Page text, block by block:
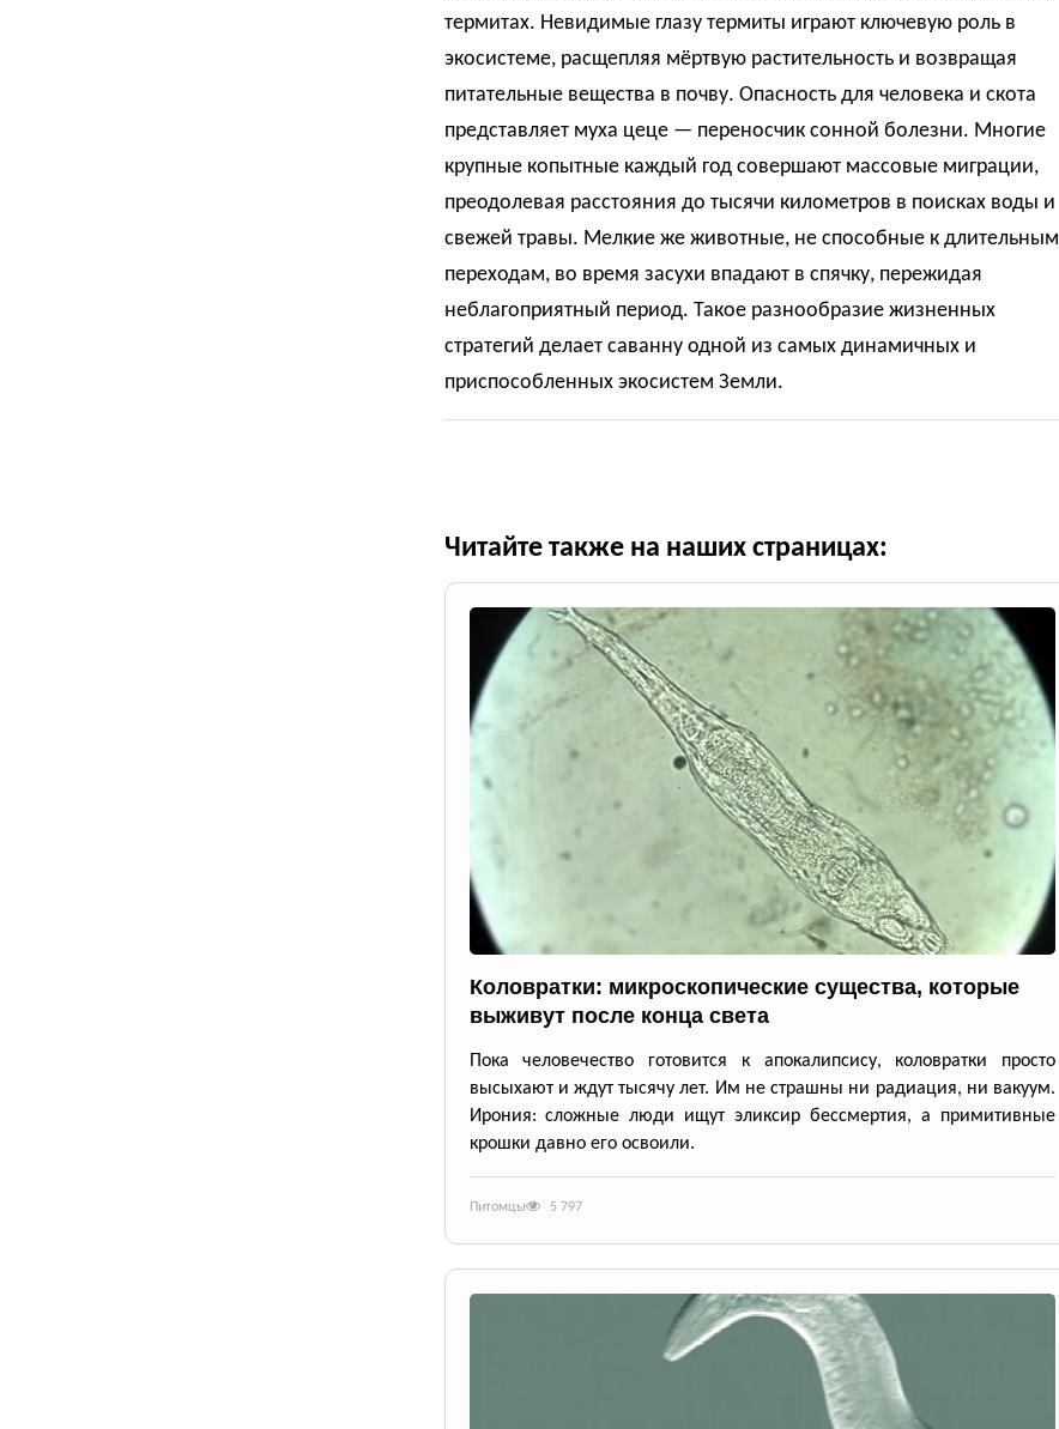
термитах. Невидимые глазу термиты играют ключевую роль в
экосистеме, расщепляя мёртвую растительность и возвращая
питательные вещества в почву. Опасность для человека и скота
представляет муха цеце — переносчик сонной болезни. Многие
крупные копытные каждый год совершают массовые миграции,
преодолевая расстояния до тысячи километров в поисках воды и
свежей травы. Мелкие же животные, не способные к длительным
переходам, во время засухи впадают в спячку, пережидая
неблагоприятный период. Такое разнообразие жизненных
стратегий делает саванну одной из самых динамичных и
приспособленных экосистем Земли.
Читайте также на наших страницах:
Коловратки: микроскопические существа, которые
выживут после конца света
Пока человечество готовится к апокалипсису, коловратки просто
высыхают и ждут тысячу лет. Им не страшны ни радиация, ни вакуум.
Ирония: сложные люди ищут эликсир бессмертия, а примитивные
крошки давно его освоили.
Питомцы 5 797